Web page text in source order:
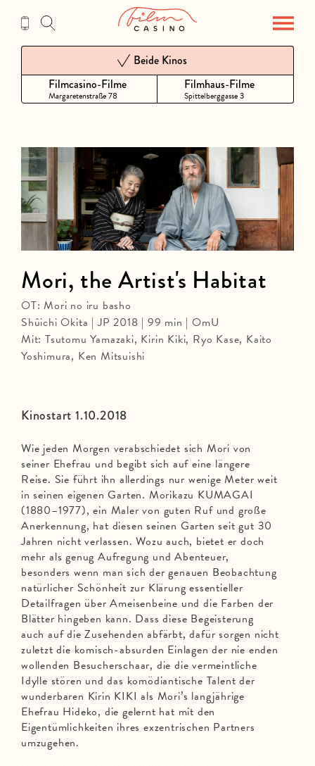
Inhalt
Filmcasino-Filme
Margaretenstraße 78
Beide Kinos
Filmhaus-Filme
Spittelberggasse 3
Kinostart 1.10.2018
Wie jeden Morgen verabschiedet sich Mori von
seiner Ehefrau und begibt sich auf eine längere
Reise. Sie führt ihn allerdings nur wenige Meter weit
in seinen eigenen Garten. Morikazu KUMAGAI
(1880–1977), ein Maler von guten Ruf und große
Anerkennung, hat diesen seinen Garten seit gut 30
Jahren nicht verlassen. Wozu auch, bietet er doch
mehr als genug Aufregung und Abenteuer,
besonders wenn man sich der genauen Beobachtung
natürlicher Schönheit zur Klärung essentieller
Detailfragen über Ameisenbeine und die Farben der
Blätter hingeben kann. Dass diese Begeisterung
auch auf die Zusehenden abfärbt, dafür sorgen nicht
zuletzt die komisch-absurden Einlagen der nie enden
wollenden Besucherschaar, die die vermeintliche
Idylle stören und das komödiantische Talent der
wunderbaren Kirin KIKI als Mori’s langjährige
Ehefrau Hideko, die gelernt hat mit den
Eigentümlichkeiten ihres exzentrischen Partners
umzugehen.
Mori, the Artist's Habitat
OT: Mori no iru basho
Shûichi Okita | JP 2018 | 99 min | OmU
Mit: Tsutomu Yamazaki, Kirin Kiki, Ryo Kase, Kaito
Yoshimura, Ken Mitsuishi